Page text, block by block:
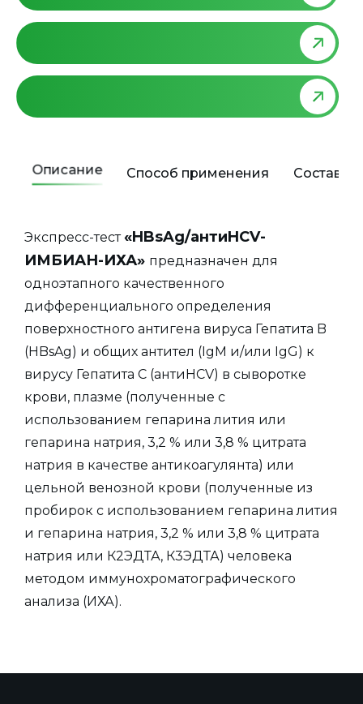
Описание Способ применения Состав
Экспресс-тест«HBsAg/антиHCV-
ИМБИАН-ИХА» предназначен для
одноэтапного качественного
дифференциального определения
поверхностного антигена вируса Гепатита B
(HBsAg) и общих антител (IgM и/или IgG) к
вирусу Гепатита С (антиHCV) в сыворотке
крови, плазме (полученные с
использованием гепарина лития или
гепарина натрия, 3,2 % или 3,8 % цитрата
натрия в качестве антикоагулянта) или
цельной венозной крови (полученные из
пробирок с использованием гепарина лития
и гепарина натрия, 3,2 % или 3,8 % цитрата
натрия или К2ЭДТА, К3ЭДТА) человека
методом иммунохроматографического
анализа (ИХА).
наличие антигена HBsAg (субтипы ayw2,